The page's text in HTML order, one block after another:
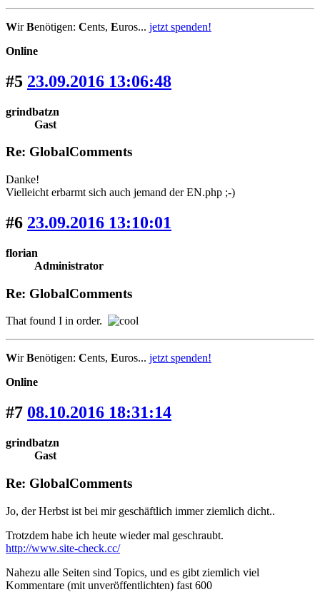
WirBenötigen: Cents, Euros... jetzt spenden!
Online
#5 23.09.2016 13:06:48
grindbatzn
Gast
Re: GlobalComments
Danke!
Vielleicht erbarmt sich auch jemand der EN.php ;-)
#6 23.09.2016 13:10:01
florian
Administrator
Re: GlobalComments
That found I in order.
WirBenötigen: Cents, Euros... jetzt spenden!
Online
#7 08.10.2016 18:31:14
grindbatzn
Gast
Re: GlobalComments
Jo, der Herbst ist bei mir geschäftlich immer ziemlich dicht..
Trotzdem habe ich heute wieder mal geschraubt.
http://www.site-check.cc/
Nahezu alle Seiten sind Topics, und es gibt ziemlich viel
Kommentare (mit unveröffentlichten) fast 600